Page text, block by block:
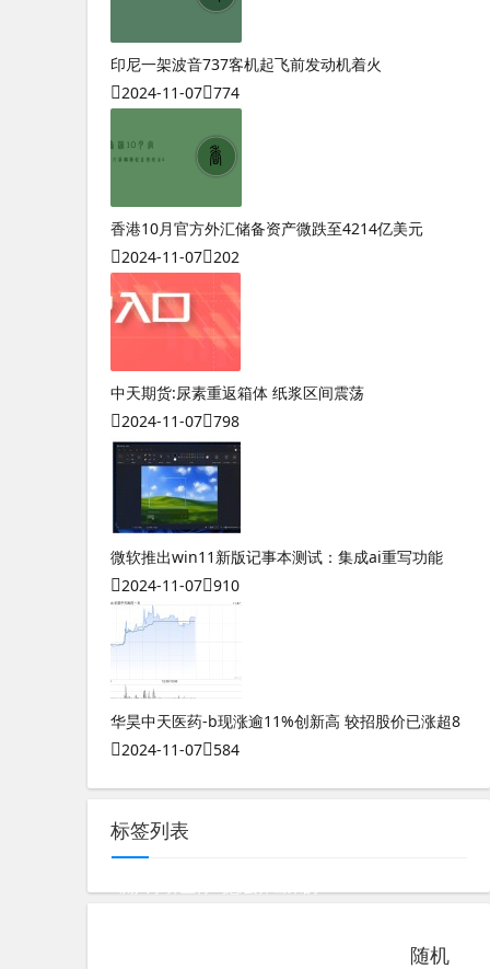
印尼一架波音737客机起飞前发动机着火
2024-11-07 774
香港10月官方外汇储备资产微跌至4214亿美元
2024-11-07 202
中天期货:尿素重返箱体 纸浆区间震荡
2024-11-07 798
微软推出win11新版记事本测试：集成ai重写功能
2024-11-07 910
华昊中天医药-b现涨逾11%创新高 较招股价已涨超8
2024-11-07 584
标签列表
随机